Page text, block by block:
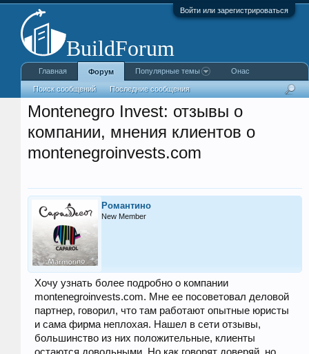
Войти или зарегистрироваться
Montenegro Invest: отзывы о
компании, мнения клиентов о
montenegroinvests.com
Романтино
New Member
Хочу узнать более подробно о компании
montenegroinvests.com. Мне ее посоветовал деловой
партнер, говорил, что там работают опытные юристы
и сама фирма неплохая. Нашел в сети отзывы,
большинство из них положительные, клиенты
Главная Форум
Поиск сообщений Последние сообщения
Популярные темы Онас